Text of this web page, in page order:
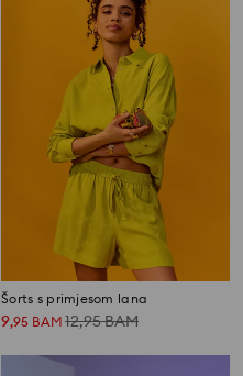
Šorts s primjesom lana
9,95 BAM 12,95BAM